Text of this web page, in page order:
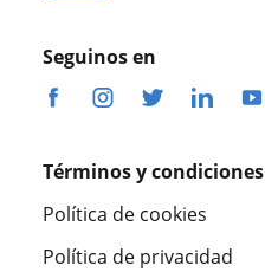
Seguinos en
Términos y condiciones
Política de cookies
Política de privacidad